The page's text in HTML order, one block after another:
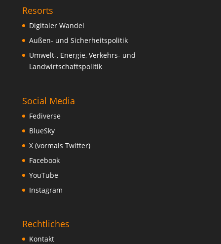
Resorts
Digitaler Wandel
Außen- und Sicherheitspolitik
Umwelt-, Energie, Verkehrs- und
Landwirtschaftspolitik
Social Media
Fediverse
BlueSky
X (vormals Twitter)
Facebook
YouTube
Instagram
Rechtliches
Kontakt